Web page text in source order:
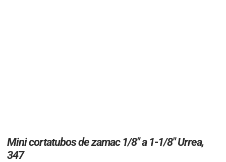
Mini cortatubos de zamac 1/8″ a 1-1/8″ Urrea,
347